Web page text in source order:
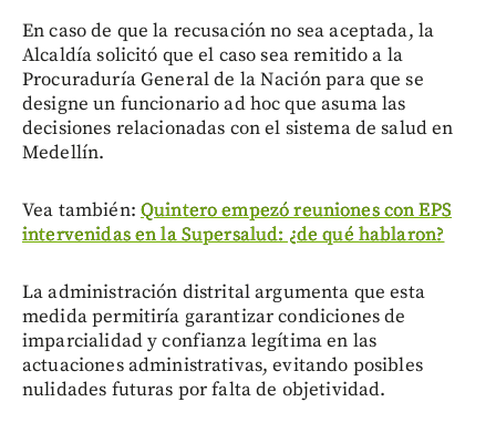
En caso de que la recusación no sea aceptada, la
Alcaldía solicitó que el caso sea remitido a la
Procuraduría General de la Nación para que se
designe un funcionario ad hoc que asuma las
decisiones relacionadas con el sistema de salud en
Medellín.
Vea también: Quintero empezó reuniones con EPS
intervenidas en la Supersalud: ¿de qué hablaron?
La administración distrital argumenta que esta
medida permitiría garantizar condiciones de
imparcialidad y confianza legítima en las
actuaciones administrativas, evitando posibles
nulidades futuras por falta de objetividad.